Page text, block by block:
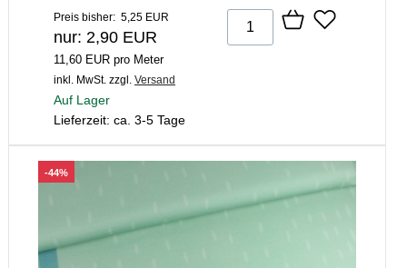
Preis bisher: 5,25 EUR
nur: 2,90 EUR
11,60 EUR pro Meter
inkl. MwSt. zzgl. Versand
Auf Lager
Lieferzeit: ca. 3-5 Tage
-44%